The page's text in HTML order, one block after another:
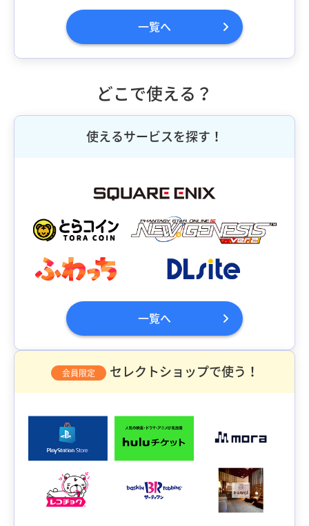
一覧へ
どこで使える？
使えるサービスを探す！
一覧へ
会員限定 セレクトショップで使う！